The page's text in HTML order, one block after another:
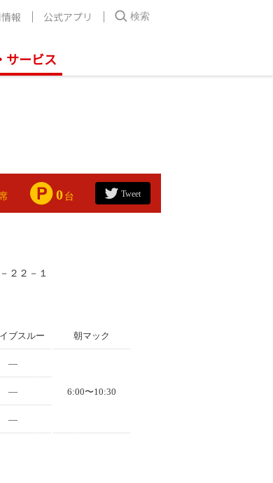
サービス
報 公式アプリ 検索
席 0 台 Tweet
２２－１
ブスルー 朝マック
—
6:00〜10:30
—
—